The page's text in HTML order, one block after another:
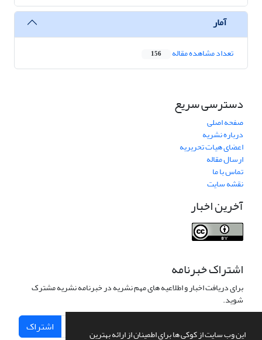
این وب سایت از کوکی ها برای اطمینان از ارائه بهترین
آمار
تعداد مشاهده مقاله 156
دسترسی سریع
صفحه اصلی
درباره نشریه
اعضای هیات تحریریه
ارسال مقاله
تماس با ما
نقشه سایت
آخرین اخبار
اشتراک خبرنامه
برای دریافت اخبار و اطلاعیه های مهم نشریه در خبرنامه نشریه مشترک
شوید.
اشتراک